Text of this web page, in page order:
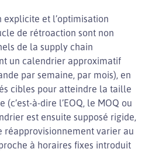
et l’optimisation
de rétroaction sont non
de la supply chain
un calendrier approximatif
par semaine, par mois), en
cibles pour atteindre la taille
à-dire l’EOQ, le MOQ ou
est ensuite supposé rigide,
réapprovisionnement varier au
à horaires fixes introduit